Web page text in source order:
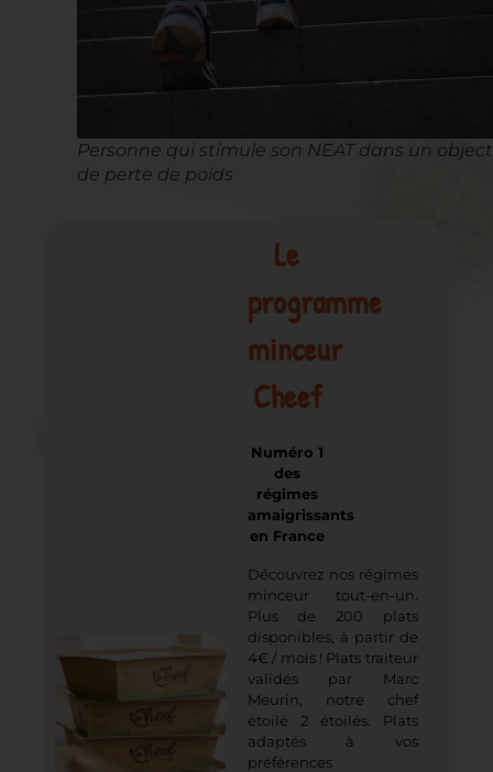
Personne qui stimule son NEAT dans un
de perte de poids
Le
programme
minceur
Cheef
Numéro 1
des
régimes
amaigrissants
en France
Découvrez nos régimes
minceur tout-en-un.
Plus de 200 plats
disponibles, à partir de
4€ / mois ! Plats traiteur
validés par Marc
Meurin, notre chef
étoilé 2 étoilés. Plats
adaptés à vos
préférences